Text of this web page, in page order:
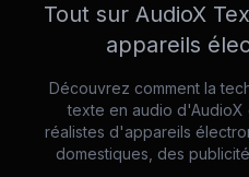
Tout sur AudioX
appareils
Découvrez comment la
texte en audio
réalistes d'appareils
domestiques, des